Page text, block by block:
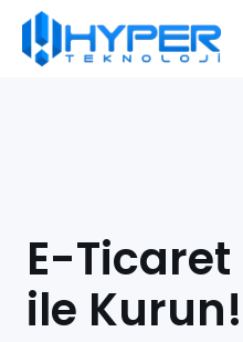
E-Ticaret
ile Kurun!